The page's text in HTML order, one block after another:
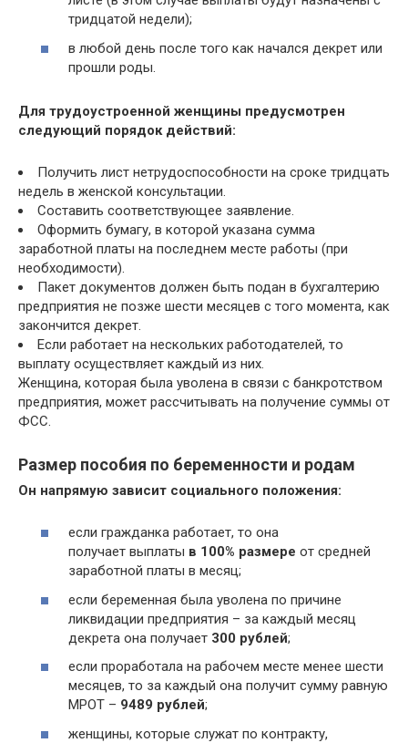
тридцатой недели);
в любой день после того как начался декрет или
прошли роды.
Для трудоустроенной женщины предусмотрен
следующий порядок действий:
Получить лист нетрудоспособности на сроке тридцать
недель в женской консультации.
Составить соответствующее заявление.
Оформить бумагу, в которой указана сумма
заработной платы на последнем месте работы (при
необходимости).
Пакет документов должен быть подан в бухгалтерию
предприятия не позже шести месяцев с того момента, как
закончится декрет.
Если работает на нескольких работодателей, то
выплату осуществляет каждый из них.
Женщина, которая была уволена в связи с банкротством
предприятия, может рассчитывать на получение суммы от
ФСС.
Размер пособия по беременности и родам
Он напрямую зависит социального положения:
если гражданка работает, то она
получает выплаты в 100% размере от средней
заработной платы в месяц;
если беременная была уволена по причине
ликвидации предприятия – за каждый месяц
декрета она получает 300 рублей;
если проработала на рабочем месте менее шести
месяцев, то за каждый она получит сумму равную
МРОТ – 9489 рублей;
женщины, которые служат по контракту,